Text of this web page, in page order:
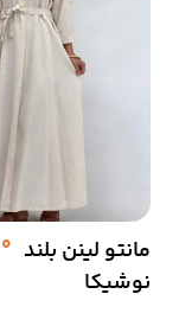
مانتو لینن بلند
نوشیکا